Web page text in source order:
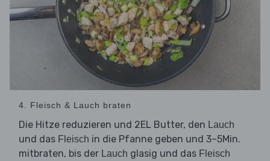
4. Fleisch & Lauch braten
Die Hitze reduzieren und 2EL Butter, den Lauch
und das Fleisch in die Pfanne geben und 3–5Min.
mitbraten, bis der Lauch glasig und das Fleisch